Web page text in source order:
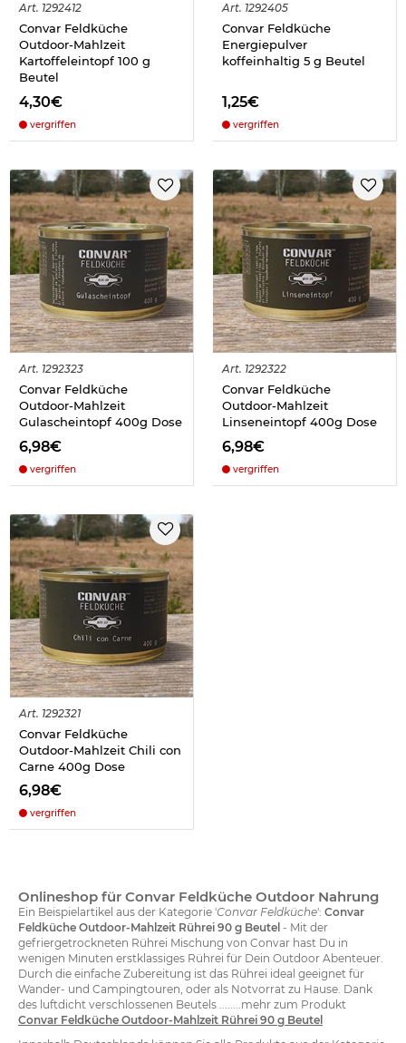
Art. 1292412
Convar Feldküche
Outdoor-Mahlzeit
Kartoffeleintopf 100 g
Beutel
4,30€
vergriffen
Art. 1292405
Convar Feldküche
Energiepulver
koffeinhaltig 5 g Beutel
1,25€
vergriffen
Art. 1292323
Convar Feldküche
Outdoor-Mahlzeit
Gulascheintopf 400g Dose
6,98€
vergriffen
Art. 1292322
Convar Feldküche
Outdoor-Mahlzeit
Linseneintopf 400g Dose
6,98€
vergriffen
Art. 1292321
Convar Feldküche
Outdoor-Mahlzeit Chili con
Carne 400g Dose
6,98€
vergriffen
Onlineshop für Convar Feldküche Outdoor Nahrung
Ein Beispielartikel aus der Kategorie 'Convar Feldküche': Convar
Feldküche Outdoor-Mahlzeit Rührei 90 g Beutel - Mit der
gefriergetrockneten Rührei Mischung von Convar hast Du in
wenigen Minuten erstklassiges Rührei für Dein Outdoor Abenteuer.
Durch die einfache Zubereitung ist das Rührei ideal geeignet für
Wander- und Campingtouren, oder als Notvorrat zu Hause. Dank
des luftdicht verschlossenen Beutels ........mehr zum Produkt
Convar Feldküche Outdoor-Mahlzeit Rührei 90 g Beutel